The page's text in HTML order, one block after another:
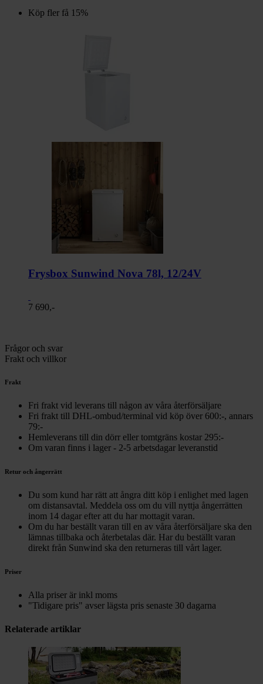
Köp fler få 15%
Frysbox Sunwind Nova 78l, 12/24V
7 690,-
Frågor och svar
Frakt och villkor
Frakt
Fri frakt vid leverans till någon av våra återförsäljare
Fri frakt till DHL-ombud/terminal vid köp över 600:-, annars
79:-
Hemleverans till din dörr eller tomtgräns kostar 295:-
Om varan finns i lager - 2-5 arbetsdagar leveranstid
Retur och ångerrätt
Du som kund har rätt att ångra ditt köp i enlighet med lagen
om distansavtal. Meddela oss om du vill nyttja ångerrätten
inom 14 dagar efter att du har mottagit varan.
Om du har beställt varan till en av våra återförsäljare ska den
lämnas tillbaka och återbetalas där. Har du beställt varan
direkt från Sunwind ska den returneras till vårt lager.
Priser
Alla priser är inkl moms
"Tidigare pris" avser lägsta pris senaste 30 dagarna
Relaterade artiklar